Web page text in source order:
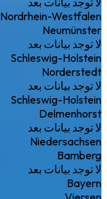
Nordrhein-Westfalen
Neumünster
لا توجد بيانات بعد
Schleswig-Holstein
Norderstedt
لا توجد بيانات بعد
Schleswig-Holstein
Delmenhorst
لا توجد بيانات بعد
Niedersachsen
Bamberg
لا توجد بيانات بعد
Bayern